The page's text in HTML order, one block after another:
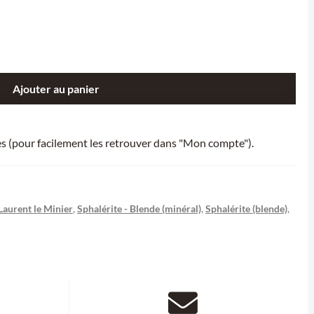
Ajouter au panier
(pour facilement les retrouver dans "Mon compte").
le Minier, Sphalérite - Blende (minéral), Sphalérite (blende),